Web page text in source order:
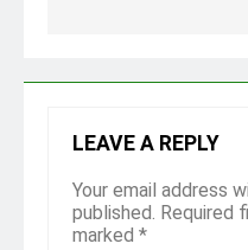
LEAVE A REPLY
Your email address
published. Required
marked *